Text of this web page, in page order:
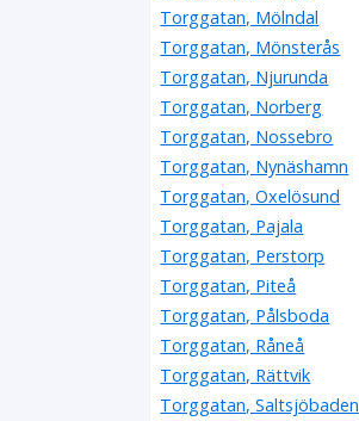
Torggatan, Mölndal
Torggatan, Mönsterås
Torggatan, Njurunda
Torggatan, Norberg
Torggatan, Nossebro
Torggatan, Nynäshamn
Torggatan, Oxelösund
Torggatan, Pajala
Torggatan, Perstorp
Torggatan, Piteå
Torggatan, Pålsboda
Torggatan, Råneå
Torggatan, Rättvik
Torggatan, Saltsjöbaden